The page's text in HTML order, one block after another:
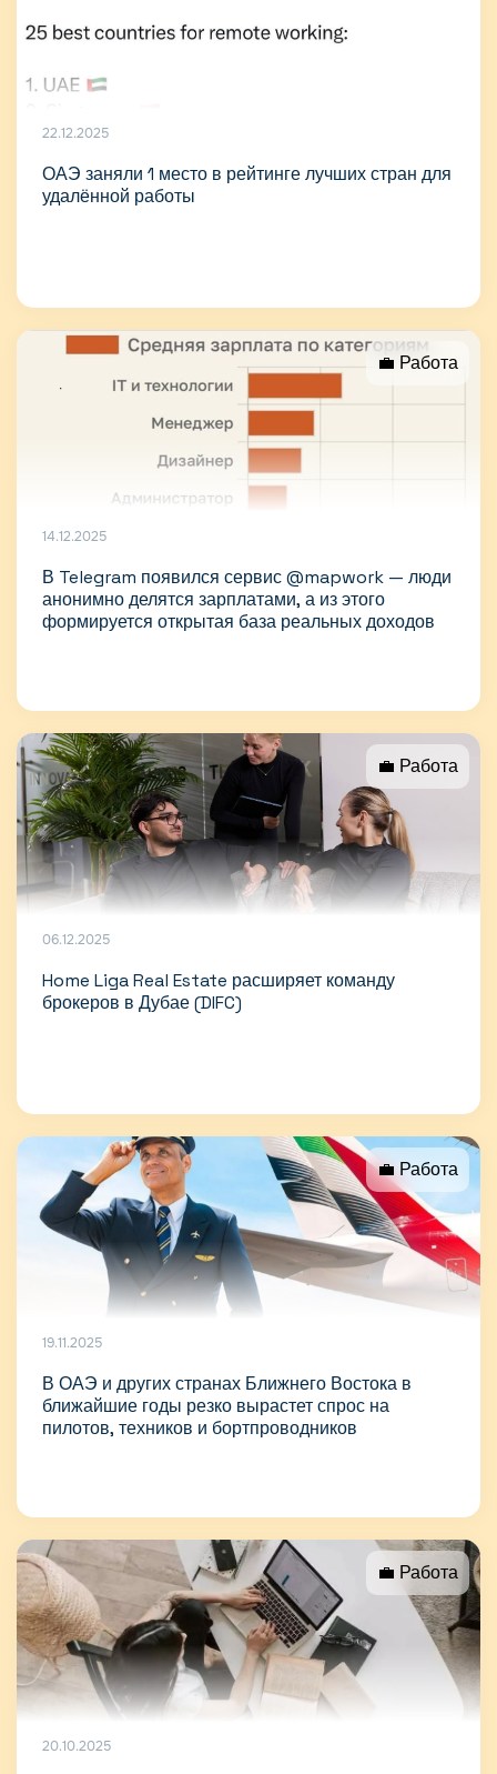
22.12.2025
ОАЭ заняли 1 место в рейтинге лучших стран для
удалённой работы
💼 Работа
14.12.2025
В Telegram появился сервис @mapwork — люди
анонимно делятся зарплатами, а из этого
формируется открытая база реальных доходов
💼 Работа
06.12.2025
Home Liga Real Estate расширяет команду
брокеров в Дубае (DIFC)
💼 Работа
19.11.2025
В ОАЭ и других странах Ближнего Востока в
ближайшие годы резко вырастет спрос на
пилотов, техников и бортпроводников
💼 Работа
20.10.2025